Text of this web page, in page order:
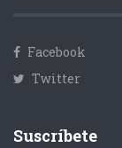
Facebook
Twitter
Suscríbete